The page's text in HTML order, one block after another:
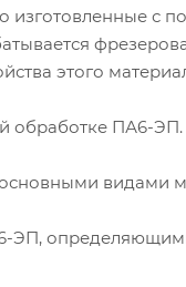
изготовленные с
этого
обработке ПА6-ЭП.
видами